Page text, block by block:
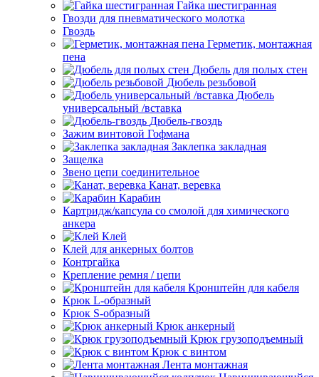
Гайка шестигранная
Гвозди для пневматического молотка
Гвоздь
Герметик, монтажная
пена
Дюбель для полых стен
Дюбель резьбовой
Дюбель
универсальный /вставка
Дюбель-гвоздь
Зажим винтовой Гофмана
Заклепка закладная
Защелка
Звено цепи соединительное
Канат, веревка
Карабин
Картридж/капсула со смолой для химического
анкера
Клей
Клей для анкерных болтов
Контргайка
Крепление ремня / цепи
Кронштейн для кабеля
Крюк L-образный
Крюк S-образный
Крюк анкерный
Крюк грузоподъемный
Крюк с винтом
Лента монтажная